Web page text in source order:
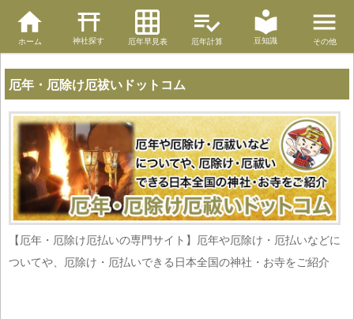
ホーム 神社探す 厄年早見表 厄年計算 豆知識 その他
厄年・厄除け厄祓いドットコム
【厄年・厄除け厄払いの専門サイト】厄年や厄除け・厄払いなどに
ついてや、厄除け・厄払いできる日本全国の神社・お寺をご紹介